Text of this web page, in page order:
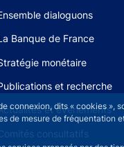
connexion, dits « cookies
de mesure de
navigation
dialoguons
Banque de France
monétaire
et recherche
et événements
consultatifs